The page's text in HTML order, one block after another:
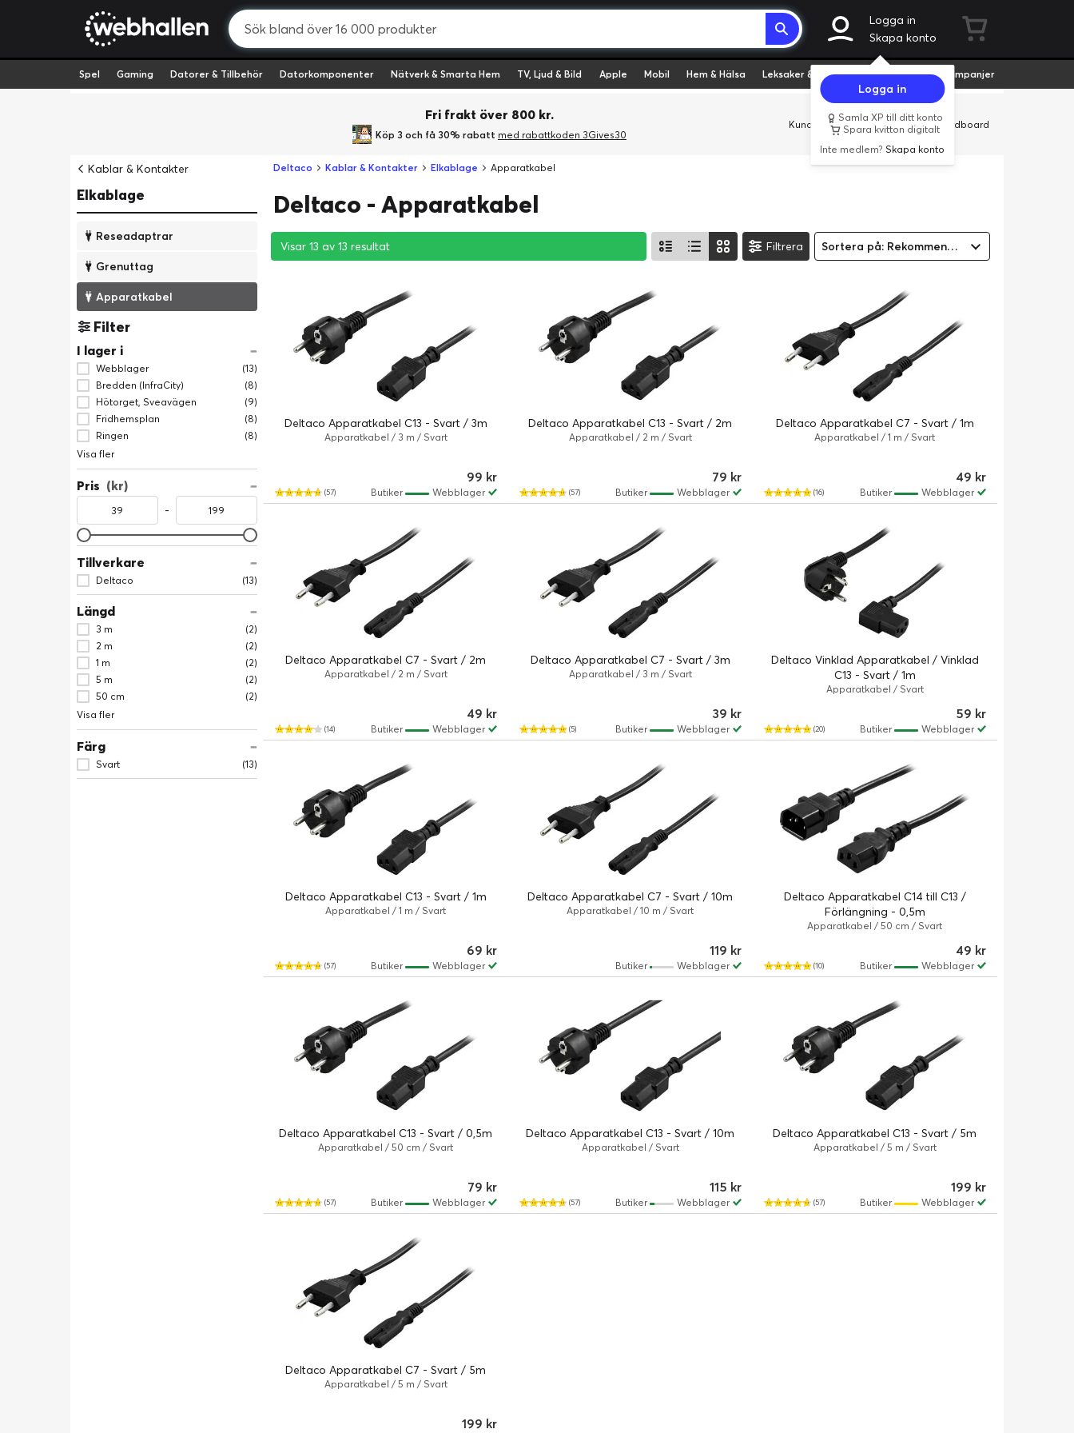
Logga in
Skapa konto
Logga in
Samla XP till ditt konto
Spara kvitton digitalt
Inte medlem?Skapa konto
Spel Gaming Datorer & Tillbehör Datorkomponenter Nätverk & Smarta Hem TV, Ljud & Bild Apple Mobil Hem & Hälsa Leksaker & Hobby Fyndvaror Kampanjer
Fri frakt över 800 kr.
Köp 3 och få 30% rabatt med rabattkoden 3Gives30
Kundservice Butiker Företag Cardboard
Kablar & Kontakter
Elkablage
Reseadaptrar
Grenuttag
Apparatkabel
Filter
I lager i
Webblager
(13)
Bredden (InfraCity)
(8)
Hötorget, Sveavägen
(9)
Fridhemsplan
(8)
Ringen
(8)
Visa fler
Pris (kr)
-
Tillverkare
Deltaco (13)
Längd
3 m
(2)
2 m
(2)
1 m
(2)
5 m
(2)
50 cm
(2)
Visa fler
Färg
Svart (13)
Deltaco Kablar & Kontakter Elkablage Apparatkabel
Deltaco - Apparatkabel
Visar 13 av 13 resultat
Visar 13 av 13 resultat
Visar 13 av 13 resultat Filtrera Sortera på: Rekommenderad
Deltaco Apparatkabel C13 - Svart / 3m
Apparatkabel / 3 m / Svart
(57)
99 kr
Webblager
Butiker
Deltaco Apparatkabel C13 - Svart / 2m
Apparatkabel / 2 m / Svart
(57)
79 kr
Webblager
Butiker
Deltaco Apparatkabel C7 - Svart / 1m
Apparatkabel / 1 m / Svart
(16)
49 kr
Webblager
Butiker
Deltaco Apparatkabel C7 - Svart / 2m
Apparatkabel / 2 m / Svart
(14)
49 kr
Webblager
Butiker
Deltaco Apparatkabel C7 - Svart / 3m
Apparatkabel / 3 m / Svart
(5)
39 kr
Webblager
Butiker
Deltaco Vinklad Apparatkabel / Vinklad
C13 - Svart / 1m
Apparatkabel / Svart
(20)
59 kr
Webblager
Butiker
Deltaco Apparatkabel C13 - Svart / 1m
Apparatkabel / 1 m / Svart
(57)
69 kr
Webblager
Butiker
Deltaco Apparatkabel C7 - Svart / 10m
Apparatkabel / 10 m / Svart
119 kr
Webblager
Butiker
Deltaco Apparatkabel C14 till C13 /
Förlängning - 0,5m
Apparatkabel / 50 cm / Svart
(10)
49 kr
Webblager
Butiker
Deltaco Apparatkabel C13 - Svart / 0,5m
Apparatkabel / 50 cm / Svart
(57)
79 kr
Webblager
Butiker
Deltaco Apparatkabel C13 - Svart / 10m
Apparatkabel / Svart
(57)
115 kr
Webblager
Butiker
Deltaco Apparatkabel C13 - Svart / 5m
Apparatkabel / 5 m / Svart
(57)
199 kr
Webblager
Butiker
Deltaco Apparatkabel C7 - Svart / 5m
Apparatkabel / 5 m / Svart
199 kr